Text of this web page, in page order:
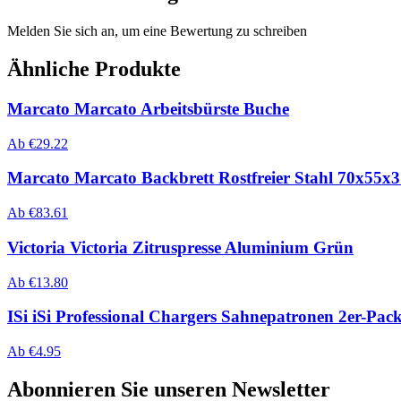
Melden Sie sich an, um eine Bewertung zu schreiben
Ähnliche Produkte
Marcato Marcato Arbeitsbürste Buche
Ab €29.22
Marcato Marcato Backbrett Rostfreier Stahl
Ab €83.61
Victoria Victoria Zitruspresse Aluminium Grün
Ab €13.80
ISi iSi Professional Chargers Sahnepatronen 2er-
Ab €4.95
Abonnieren Sie unseren Newsletter